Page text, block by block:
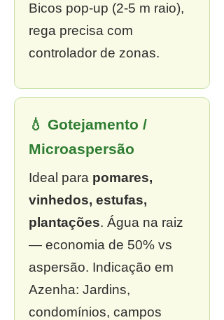
Bicos pop-up (2-5 m raio),
rega precisa com
controlador de zonas.
💧 Gotejamento /
Microaspersão
Ideal para pomares,
vinhedos, estufas,
plantações. Água na raiz
— economia de 50% vs
aspersão. Indicação em
Azenha: Jardins,
condomínios, campos